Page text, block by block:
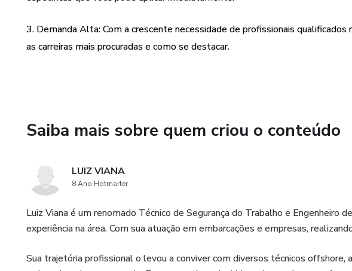
3. Demanda Alta: Com a crescente necessidade de profissionais
as carreiras mais procuradas e como se destacar.
Saiba mais sobre quem criou o conteúdo
LUIZ VIANA
8 Ano Hotmarter
Luiz Viana é um renomado Técnico de Segurança do Trabalho e Engenheiro
experiência na área. Com sua atuação em embarcações e empresas,
Sua trajetória profissional o levou a conviver com diversos técnicos offshore,